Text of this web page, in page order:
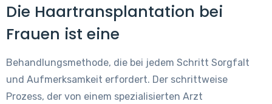
Die Haartransplantation bei
Frauen ist eine
Behandlungsmethode, die bei jedem Schritt Sorgfalt
und Aufmerksamkeit erfordert. Der schrittweise
Prozess, der von einem spezialisierten Arzt